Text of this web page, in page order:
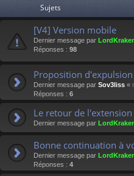
Sujets
[V4] Version mobile
Dernier message par
Réponses : 98
Proposition
Dernier message par Sov3liss «
Réponses : 6
Le retour de
Dernier message par
Bonne continuation à
Dernier message par
Réponses : 4